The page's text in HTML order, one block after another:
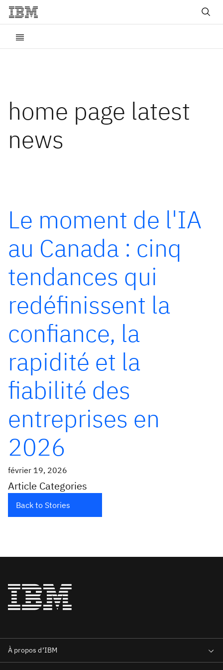
home page latest
news
Le moment de l'IA
au Canada : cinq
tendances qui
redéfinissent la
confiance, la
rapidité et la
fiabilité des
entreprises en
2026
février 19, 2026
Article Categories
Back to Stories